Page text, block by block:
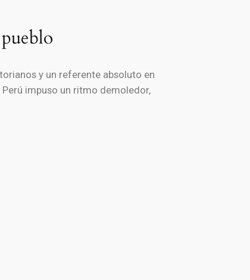
y un referente absoluto en
impuso un ritmo demoledor,